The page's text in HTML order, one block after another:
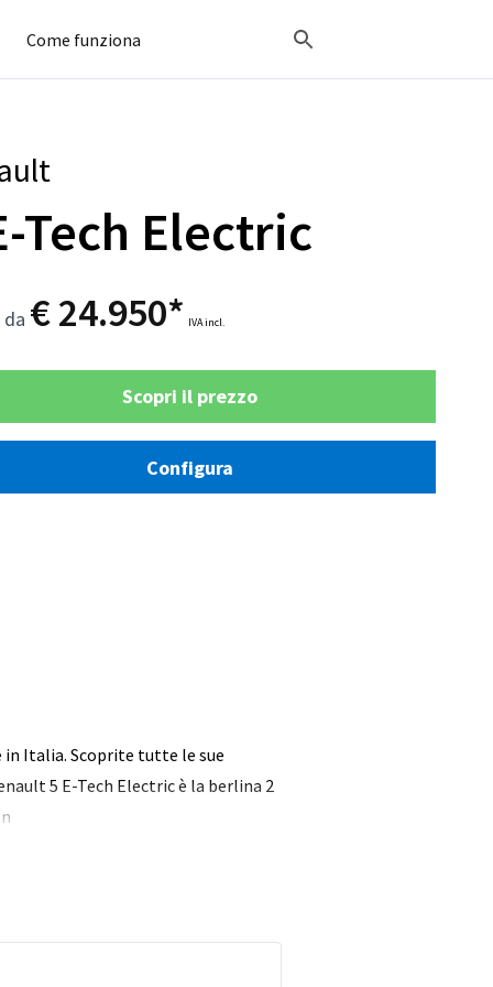
Come funziona
Tech Electric
da € 24.950* IVA incl.
Scopri il prezzo
Configura
in Italia. Scoprite tutte le sue
5 E-Tech Electric è la berlina 2